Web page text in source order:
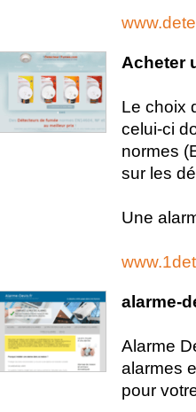
Acheter
Le choix
celui-ci
normes
sur les
Une
alarme-
Alarme
alarmes
pour